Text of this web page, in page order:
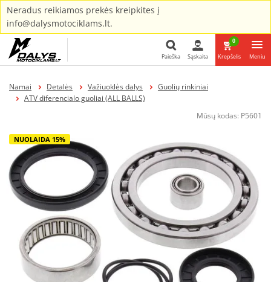
Neradus reikiamos prekės kreipkites į
info@dalysmotociklams.lt.
Paieška Sąskaita
0
Krepšelis Meniu
Namai Detalės Važiuoklės dalys
Guolių rinkiniai
ATV diferencialo guoliai (ALL BALLS)
Mūsų kodas: P5601
NUOLAIDA 15%